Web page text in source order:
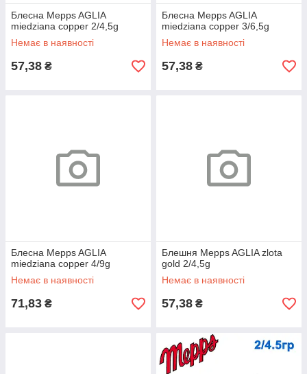
Блесна Mepps AGLIA
miedziana copper 2/4,5g
Немає в наявності
57,38 ₴
Блесна Mepps AGLIA
miedziana copper 3/6,5g
Немає в наявності
57,38 ₴
Блесна Mepps AGLIA
miedziana copper 4/9g
Немає в наявності
71,83 ₴
Блешня Mepps AGLIA zlota
gold 2/4,5g
Немає в наявності
57,38 ₴